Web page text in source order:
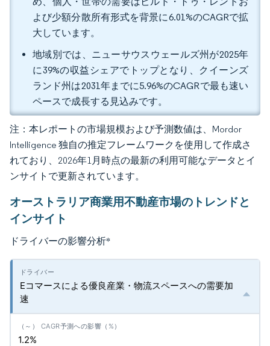
よび少額分散所有形式を背景に6.01%のCAGRで拡
大しています。
地域別では、ニューサウスウェールズ州が2025年
に39%の収益シェアでトップとなり、クイーンズ
ランド州は2031年までに5.96%のCAGRで最も速い
ペースで成長する見込みです。
注：本レポートの市場規模および予測数値は、Mordor
Intelligence 独自の推定フレームワークを使用して作成さ
れており、2026年1月時点の最新の利用可能なデータとイ
ンサイトで更新されています。
オーストラリア商業用不動産市場のトレンドと
インサイト
ドライバーの影響分析*
Eコマースによる優良産業・物流スペースへの需要加
速
1.2%